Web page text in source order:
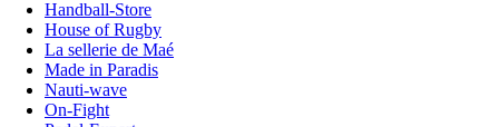
Handball-Store
House of Rugby
La sellerie de Maé
Made in Paradis
Nauti-wave
On-Fight